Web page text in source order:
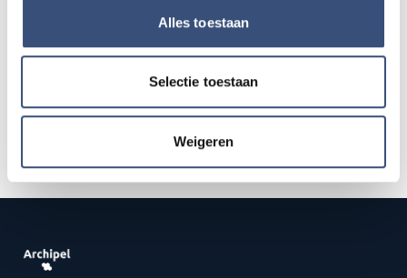
Alles toestaan
Selectie toestaan
Weigeren
Alle events op de agenda →